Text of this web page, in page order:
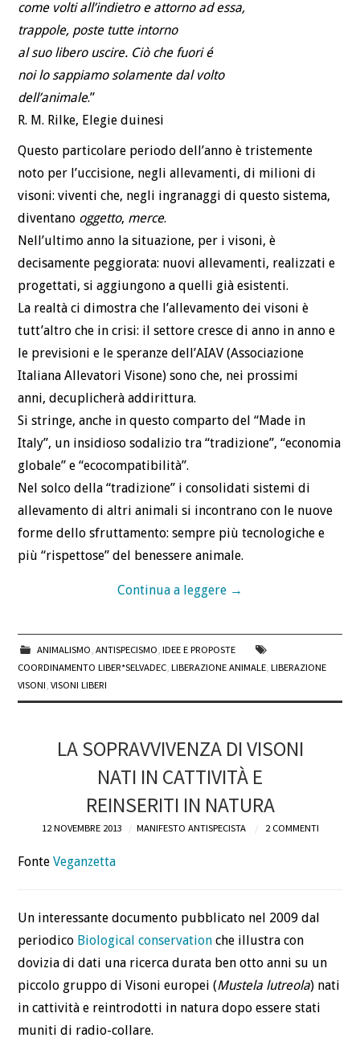
come volti all’indietro e attorno ad essa,
trappole, poste tutte intorno
al suo libero uscire. Ciò che fuori é
noi lo sappiamo solamente dal volto
dell’animale.”
R. M. Rilke, Elegie duinesi
Questo particolare periodo dell’anno è tristemente
noto per l’uccisione, negli allevamenti, di milioni di
visoni: viventi che, negli ingranaggi di questo sistema,
diventano oggetto, merce.
Nell’ultimo anno la situazione, per i visoni, è
decisamente peggiorata: nuovi allevamenti, realizzati e
progettati, si aggiungono a quelli già esistenti.
La realtà ci dimostra che l’allevamento dei visoni è
tutt’altro che in crisi: il settore cresce di anno in anno e
le previsioni e le speranze dell’AIAV (Associazione
Italiana Allevatori Visone) sono che, nei prossimi
anni, decuplicherà addirittura.
Si stringe, anche in questo comparto del “Made in
Italy”, un insidioso sodalizio tra “tradizione”, “economia
globale” e “ecocompatibilità”.
Nel solco della “tradizione” i consolidati sistemi di
allevamento di altri animali si incontrano con le nuove
forme dello sfruttamento: sempre più tecnologiche e
più “rispettose” del benessere animale.
Continua a leggere →
ANIMALISMO ANTISPECISMO IDEE E PROPOSTE
COORDINAMENTO LIBER*SELVADEC ,LIBERAZIONE ANIMALE ,LIBERAZIONE
VISONI ,VISONI LIBERI
LA SOPRAVVIVENZA DI VISONI
NATI IN CATTIVITÀ E
REINSERITI IN NATURA
12 NOVEMBRE 2013 MANIFESTO ANTISPECISTA 2 COMMENTI
FonteVeganzetta
Un interessante documento pubblicato nel 2009 dal
periodico Biological conservation che illustra con
dovizia di dati una ricerca durata ben otto anni su un
piccolo gruppo di Visoni europei (Mustela lutreola) nati
in cattività e reintrodotti in natura dopo essere stati
muniti di radio-collare.